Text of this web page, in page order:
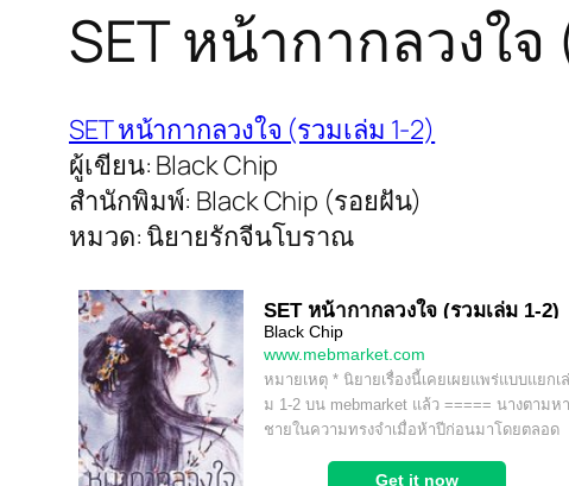
SET หน้ากากลวงใจ
SET หน้ากากลวงใจ (รวมเล่ม 1-2)
ผู้เขียน: Black Chip
สำนักพิมพ์: Black Chip (รอยฝัน)
หมวด: นิยายรักจีนโบราณ